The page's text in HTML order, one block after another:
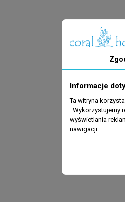
Informacje
Ta witryna
. Wykorzystujemy
wyświetlania
nawigacji.